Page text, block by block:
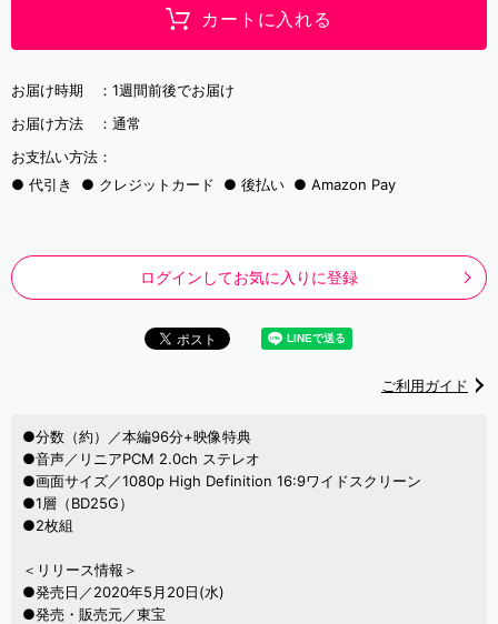
カートに入れる
お届け時期 ： 1週間前後でお届け
お届け方法 ： 通常
お支払い方法：
代引き
クレジットカード 後払い Amazon Pay
ログインしてお気に入りに登録
ご利用ガイド
●分数（約）／本編96分+映像特典
●音声／リニアPCM 2.0ch ステレオ
●画面サイズ／1080p High Definition 16:9ワイドスクリーン
●1層（BD25G）
●2枚組
＜リリース情報＞
●発売日／2020年5月20日(水)
●発売・販売元／東宝